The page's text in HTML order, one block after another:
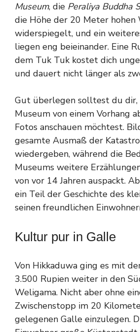
Museum, die Peraliya Buddha
die Höhe der 20 Meter hohen
widerspiegelt, und ein
liegen eng beieinander. Eine
dem Tuk Tuk kostet dich
und dauert nicht länger als
Gut überlegen solltest du dir,
Museum von einem Vorhang
Fotos anschauen möchtest.
gesamte Ausmaß der
wiedergeben, während die
Museums weitere
von vor 14 Jahren auspackt.
ein Teil der Geschichte des
seinen freundlichen
Kultur pur in Galle
Von Hikkaduwa ging es mit
3.500 Rupien weiter in den
Weligama. Nicht aber ohne
Zwischenstopp im 20
gelegenen Galle einzulegen.